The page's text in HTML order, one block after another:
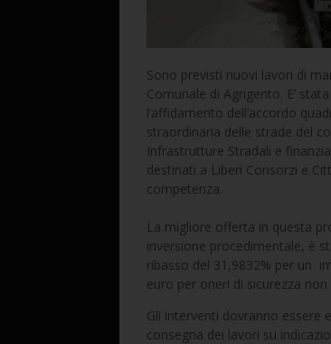
Sono previsti nuovi lavori di
Comunale di Agrigento. E’
l’affidamento dell’accordo
straordinaria delle strade del
Infrastrutture Stradali e
destinati a Liberi Consorzi e
competenza.
La migliore offerta in questa
inversione procedimentale, è
ribasso del 31,9832% per un
euro per oneri di sicurezza
Gli interventi dovranno essere
consegna dei lavori su